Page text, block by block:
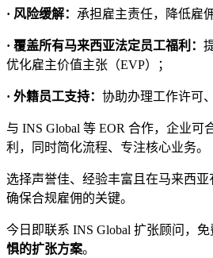
· 风险缓解： 承担雇主责任，降低雇
· 覆盖所有马来西亚法定员工福利：
优化雇主价值主张（EVP）；
· 外籍员工支持： 协助办理工作许可
与 INS Global 等 EOR 合作，企业可
利，同时简化流程、专注核心业务。
选择声誉佳、经验丰富且在马来西亚
确保合规雇佣的关键。
今日即联系 INS Global 扩张顾问，免
惧的扩张方案。